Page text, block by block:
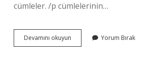
cümleler. /p cümlelerinin…
Devamını okuyun
Önermenin
Yorum Bırak